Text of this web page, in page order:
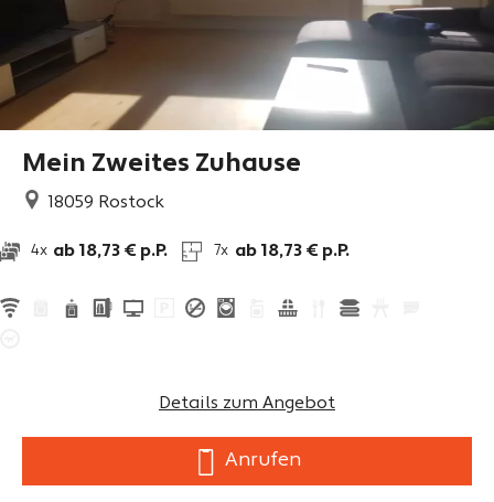
Mein Zweites Zuhause
18059 Rostock
4x ab 18,73 € p.P. 7x ab 18,73 € p.P.
Details zum Angebot
Anrufen